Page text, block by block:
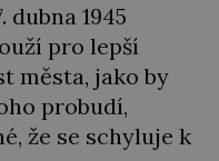
dubna 1945
pro lepší
města, jako by
probudí,
že se schyluje k